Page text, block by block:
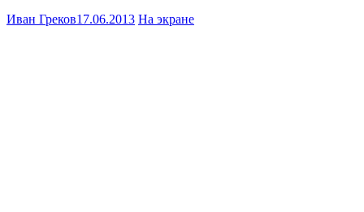
Иван Греков17.06.2013 На экране